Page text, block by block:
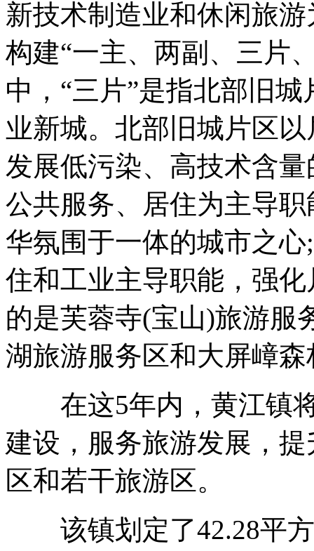
新技术制造业和休闲旅
构建“一主、两副、三片
中，“三片”是指北部旧
业新城。北部旧城片区
发展低污染、高技术含
公共服务、居住为主导
华氛围于一体的城市之
住和工业主导职能，强
的是芙蓉寺(宝山)旅游服
湖旅游服务区和大屏嶂
在这5年内，黄江镇将
建设，服务旅游发展，
区和若干旅游区。
该镇划定了42.28平方